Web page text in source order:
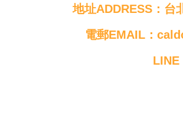
地址ADDRESS：台
電郵EMAIL：